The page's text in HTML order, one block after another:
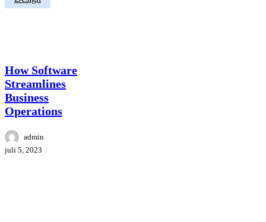
Software
How Software
Streamlines
Business
Operations
admin
juli 5, 2023